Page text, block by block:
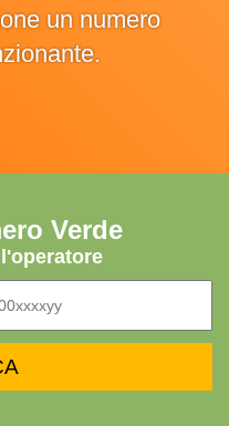
un numero
Verde